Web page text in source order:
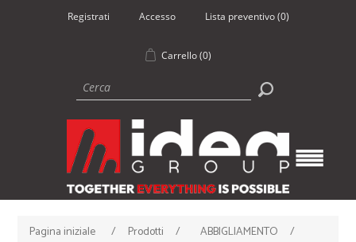
Registrati Accesso Lista preventivo (0)
Carrello (0)
Pagina iniziale / Prodotti / ABBIGLIAMENTO
/